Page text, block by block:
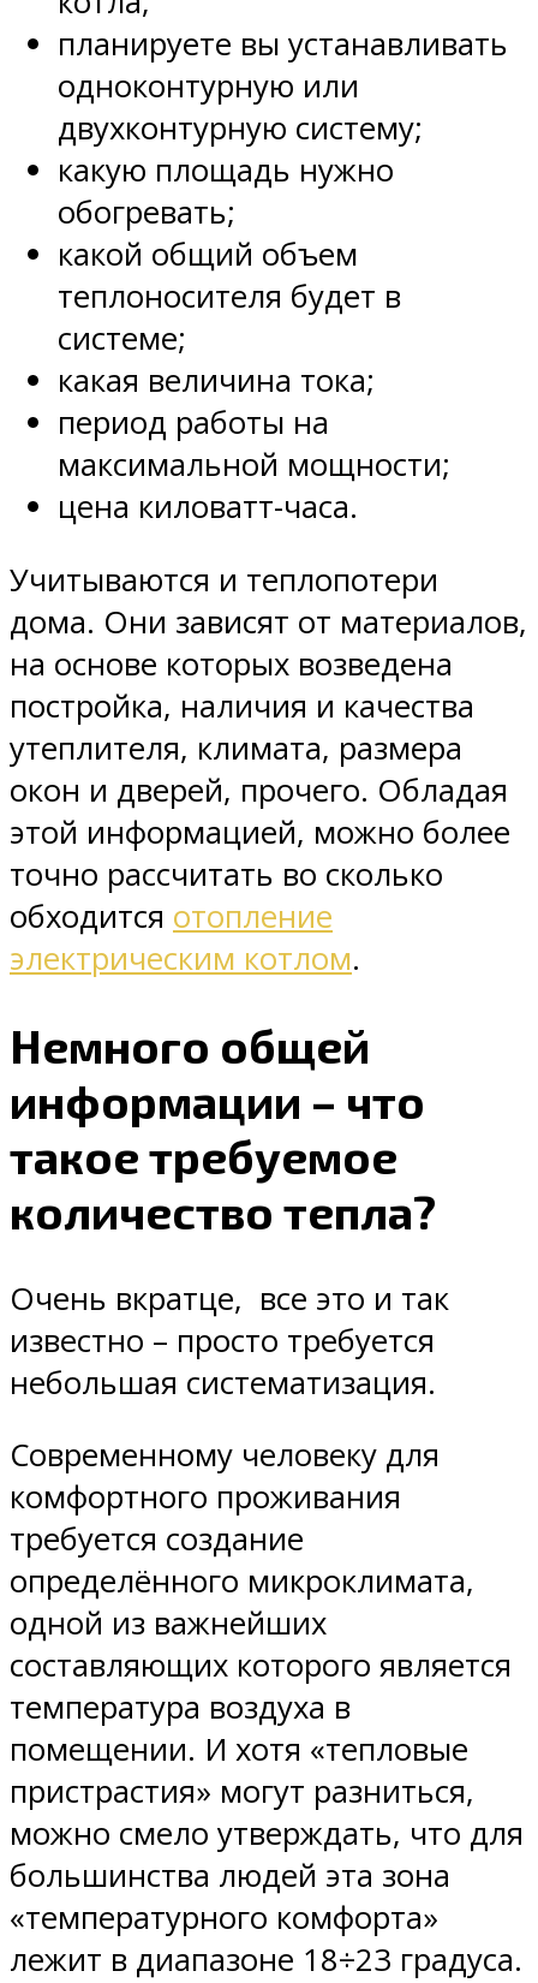
планируете вы устанавливать
одноконтурную или
двухконтурную систему;
какую площадь нужно
обогревать;
какой общий объем
теплоносителя будет в
системе;
какая величина тока;
период работы на
максимальной мощности;
цена киловатт-часа.
Учитываются и теплопотери
дома. Они зависят от материалов,
на основе которых возведена
постройка, наличия и качества
утеплителя, климата, размера
окон и дверей, прочего. Обладая
этой информацией, можно более
точно рассчитать во сколько
обходится отопление
электрическим котлом.
Немного общей
информации – что
такое требуемое
количество тепла?
Очень вкратце, все это и так
известно – просто требуется
небольшая систематизация.
Современному человеку для
комфортного проживания
требуется создание
определённого микроклимата,
одной из важнейших
составляющих которого является
температура воздуха в
помещении. И хотя «тепловые
пристрастия» могут разниться,
можно смело утверждать, что для
большинства людей эта зона
«температурного комфорта»
лежит в диапазоне 18÷23 градуса.